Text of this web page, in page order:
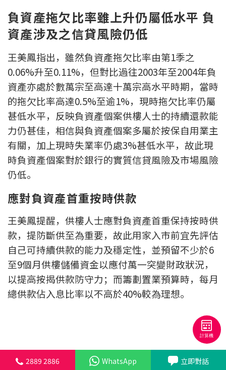
裝修·保險優惠
免費裝修轉介服務
裝修設計專欄
火險、家居、寵物保險
保險資訊專欄
聯絡我們
聯絡方法
網上申請按揭轉介
條款及細則
私隱政策
中原地產 | 網上搵樓 |
中原工商舖
© 2026 中原按揭經紀有限公司 Centaline Mortgage Broker Limited 版權所有
負資產拖欠比率雖上升仍屬低水平 負
資產涉及之信貸風險仍低
王美鳳指出，雖然負資產拖欠比率由第1季之
0.06%升至0.11%，但對比過往2003年至2004年負
資產亦處於數萬宗至高達十萬宗高水平時期，當時
的拖欠比率高達0.5%至逾1%，現時拖欠比率仍屬
甚低水平，反映負資產個案供樓人士的持續還款能
力仍甚佳，相信與負資產個案多屬於按保自用業主
有關，加上現時失業率仍處3%甚低水平，故此現
時負資產個案對於銀行的實質信貸風險及市場風險
仍低。
應對負資產首重按時供款
王美鳳提醒，供樓人士應對負資產首重保持按時供
款，提防斷供至為重要，故此用家入市前宜先評估
自己可持續供款的能力及穩定性，並預留不少於6
至9個月供樓儲備資金以應付萬一突變財政狀況，
以提高按揭供款防守力；而籌劃置業預算時，每月
總供款佔入息比率以不高於40%較為理想。
2889 2886 WhatsApp 立即對話